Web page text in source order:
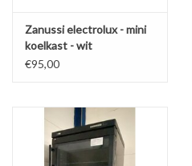
Zanussi electrolux - mini
koelkast - wit
€95,00